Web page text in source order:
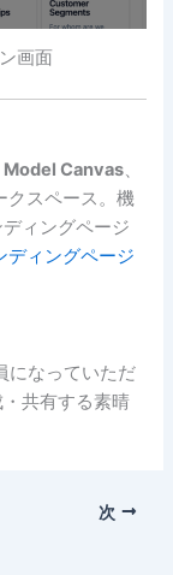
画面
Model Canvas、
スペース。機
ィングページ
ディングページ
になっていただ
共有する素晴
次